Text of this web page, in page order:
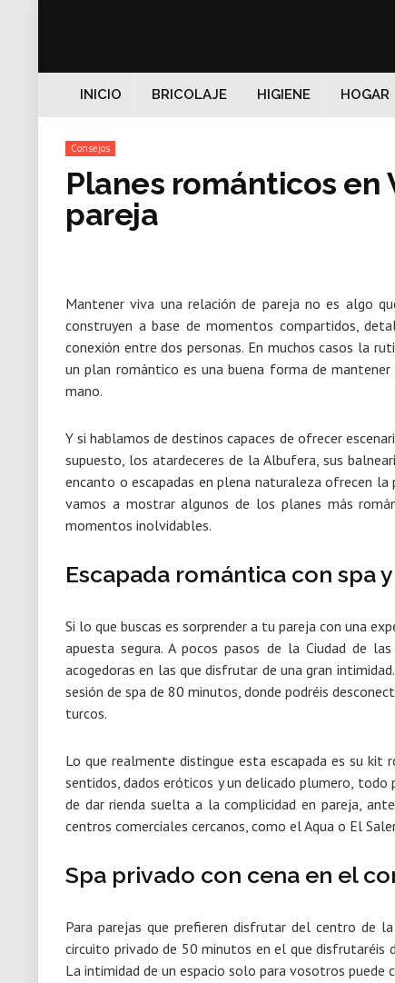
INICIO BRICOLAJE HIGIENE HOGAR
Consejos
Planes románticos en
pareja
Mantener viva una relación de pareja no es algo
construyen a base de momentos compartidos,
conexión entre dos personas. En muchos casos la
un plan romántico es una buena forma de
mano.
Y si hablamos de destinos capaces de ofrecer
supuesto, los atardeceres de la Albufera, sus
encanto o escapadas en plena naturaleza ofrecen la
vamos a mostrar algunos de los planes más
momentos inolvidables.
Escapada romántica con spa
Si lo que buscas es sorprender a tu pareja con una
apuesta segura.A pocos pasos de la Ciudad de
acogedoras en las que disfrutar de una gran intimidad.
sesión de spa de 80 minutos, donde podréis
turcos.
Lo que realmente distingue esta escapada es su kit
sentidos, dados eróticos y un delicado plumero,
de dar rienda suelta a la complicidad en pareja,
centros comerciales cercanos, como el Aqua o El
Spa privado con cena en el
Para parejas que prefieren disfrutar del centro de
circuito privado de 50 minutos en el que disfrutaréis
La intimidad de un espacio solo para vosotros